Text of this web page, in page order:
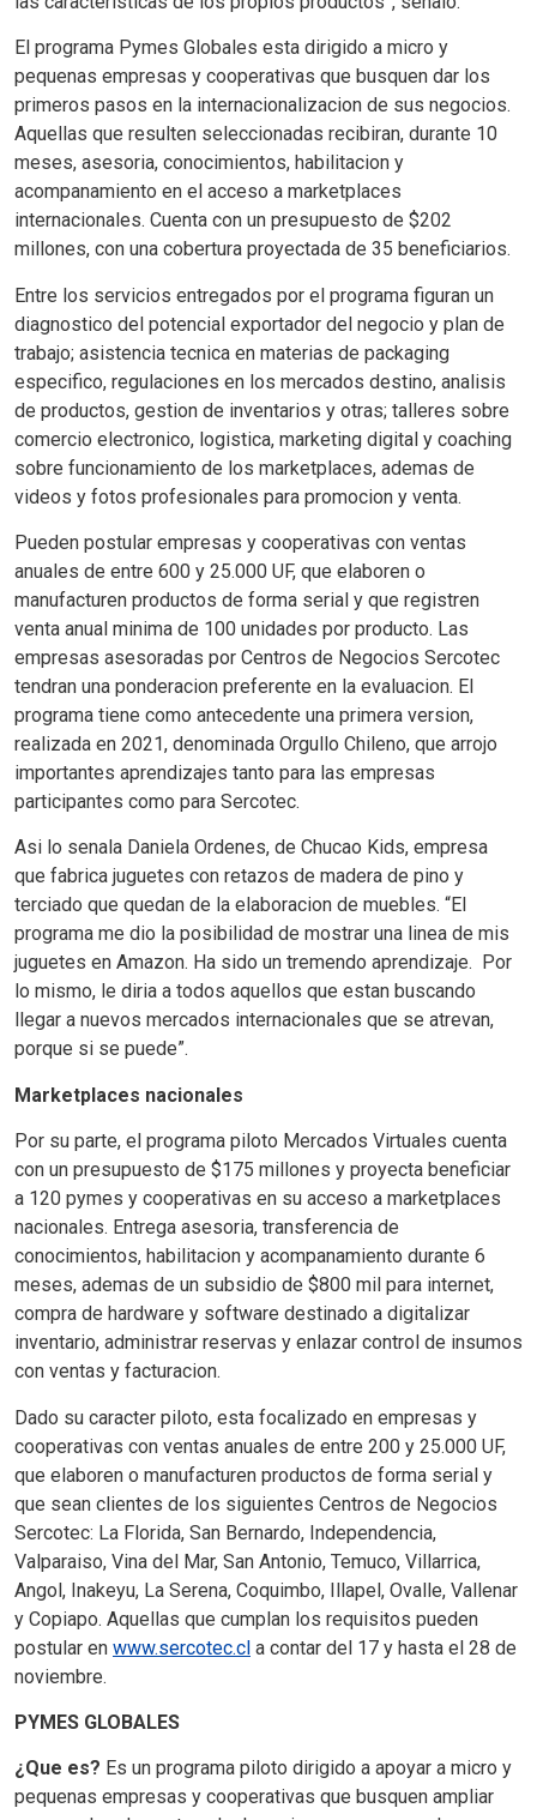
El programa Pymes Globales esta dirigido a micro y
pequenas empresas y cooperativas que busquen dar los
primeros pasos en la internacionalizacion de sus negocios.
Aquellas que resulten seleccionadas recibiran, durante 10
meses, asesoria, conocimientos, habilitacion y
acompanamiento en el acceso a marketplaces
internacionales. Cuenta con un presupuesto de $202
millones, con una cobertura proyectada de 35 beneficiarios.
Entre los servicios entregados por el programa figuran un
diagnostico del potencial exportador del negocio y plan de
trabajo; asistencia tecnica en materias de packaging
especifico, regulaciones en los mercados destino, analisis
de productos, gestion de inventarios y otras; talleres sobre
comercio electronico, logistica, marketing digital y coaching
sobre funcionamiento de los marketplaces, ademas de
videos y fotos profesionales para promocion y venta.
Pueden postular empresas y cooperativas con ventas
anuales de entre 600 y 25.000 UF, que elaboren o
manufacturen productos de forma serial y que registren
venta anual minima de 100 unidades por producto. Las
empresas asesoradas por Centros de Negocios Sercotec
tendran una ponderacion preferente en la evaluacion. El
programa tiene como antecedente una primera version,
realizada en 2021, denominada Orgullo Chileno, que arrojo
importantes aprendizajes tanto para las empresas
participantes como para Sercotec.
Asi lo senala Daniela Ordenes, de Chucao Kids, empresa
que fabrica juguetes con retazos de madera de pino y
terciado que quedan de la elaboracion de muebles. “El
programa me dio la posibilidad de mostrar una linea de mis
juguetes en Amazon. Ha sido un tremendo aprendizaje. Por
lo mismo, le diria a todos aquellos que estan buscando
llegar a nuevos mercados internacionales que se atrevan,
porque si se puede”.
Marketplaces nacionales
Por su parte, el programa piloto Mercados Virtuales cuenta
con un presupuesto de $175 millones y proyecta beneficiar
a 120 pymes y cooperativas en su acceso a marketplaces
nacionales. Entrega asesoria, transferencia de
conocimientos, habilitacion y acompanamiento durante 6
meses, ademas de un subsidio de $800 mil para internet,
compra de hardware y software destinado a digitalizar
inventario, administrar reservas y enlazar control de insumos
con ventas y facturacion.
Dado su caracter piloto, esta focalizado en empresas y
cooperativas con ventas anuales de entre 200 y 25.000 UF,
que elaboren o manufacturen productos de forma serial y
que sean clientes de los siguientes Centros de Negocios
Sercotec: La Florida, San Bernardo, Independencia,
Valparaiso, Vina del Mar, San Antonio, Temuco, Villarrica,
Angol, Inakeyu, La Serena, Coquimbo, Illapel, Ovalle, Vallenar
y Copiapo. Aquellas que cumplan los requisitos pueden
postular en www.sercotec.cl a contar del 17 y hasta el 28 de
noviembre.
PYMES GLOBALES
¿Que es? Es un programa piloto dirigido a apoyar a micro y
pequenas empresas y cooperativas que busquen ampliar